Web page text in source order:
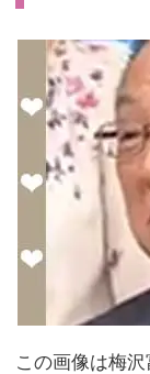
この画像は梅